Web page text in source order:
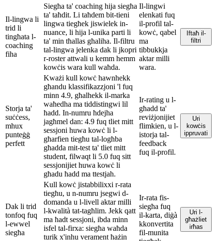
Il-lingwa li
trid li
tingħata l-
coaching
fiha
Siegħa ta' coaching hija siegħa
ta' taħdit. Li taħdem bit-tieni
lingwa tiegħek jiswielek in-
nuance, li hija l-unika parti li
ta' min tħallas għaliha. Il-filtru
tal-lingwa jelenka dak li jkopri
r-roster attwali u kemm hemm
kowċis wara kull waħda.
Il-lingwi
elenkati fuq
il-profil tal-
kowċ, qabel
ma
tibbukkja
aktar milli
wara.
Iftaħ il-
filtri
Storja ta'
suċċess,
mhux
punteġġ
perfett
Kważi kull kowċ hawnhekk
għandu klassifikazzjoni 'l fuq
minn 4.9, għalhekk il-marka
waħedha ma tiddistingwi lil
ħadd. In-numru ħdejha
jagħmel dan: 4.9 fuq tliet mitt
sessjoni huwa kowċ li l-
għarfien tiegħu tal-logħba
għadda mit-test ta' tliet mitt
student, filwaqt li 5.0 fuq sitt
sessjonijiet huwa kowċ li
għadu ħadd ma ttestjah.
Ir-rating u l-
għadd ta'
reviżjonijiet
flimkien, u l-
istorja tal-
feedback
fuq il-profil.
Uri
kowċis
ippruvati
Dak li trid
tonfoq fuq
l-ewwel
siegħa
Kull kowċ jistabbilixxi r-rata
tiegħu, u n-numru jsegwi d-
domanda u l-livell aktar milli
l-kwalità tat-tagħlim. Jekk qatt
ma ħadt sessjoni, ibda minn
isfel tal-firxa: siegħa waħda
turik x'inhu verament ħażin
Ir-rata fis-
siegħa fuq
il-karta, diġà
kkonvertita
fil-munita
Uri l-
għażliet
irħas